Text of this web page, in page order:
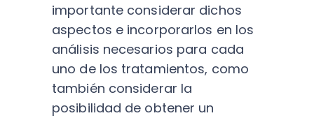
importante considerar dichos
aspectos e incorporarlos en los
análisis necesarios para cada
uno de los tratamientos, como
también considerar la
posibilidad de obtener un